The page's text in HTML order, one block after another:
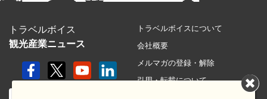
トラベルボイス
観光産業ニュース
トラベルボイスについて
会社概要
メルマガの登録・解除
引用・転載について